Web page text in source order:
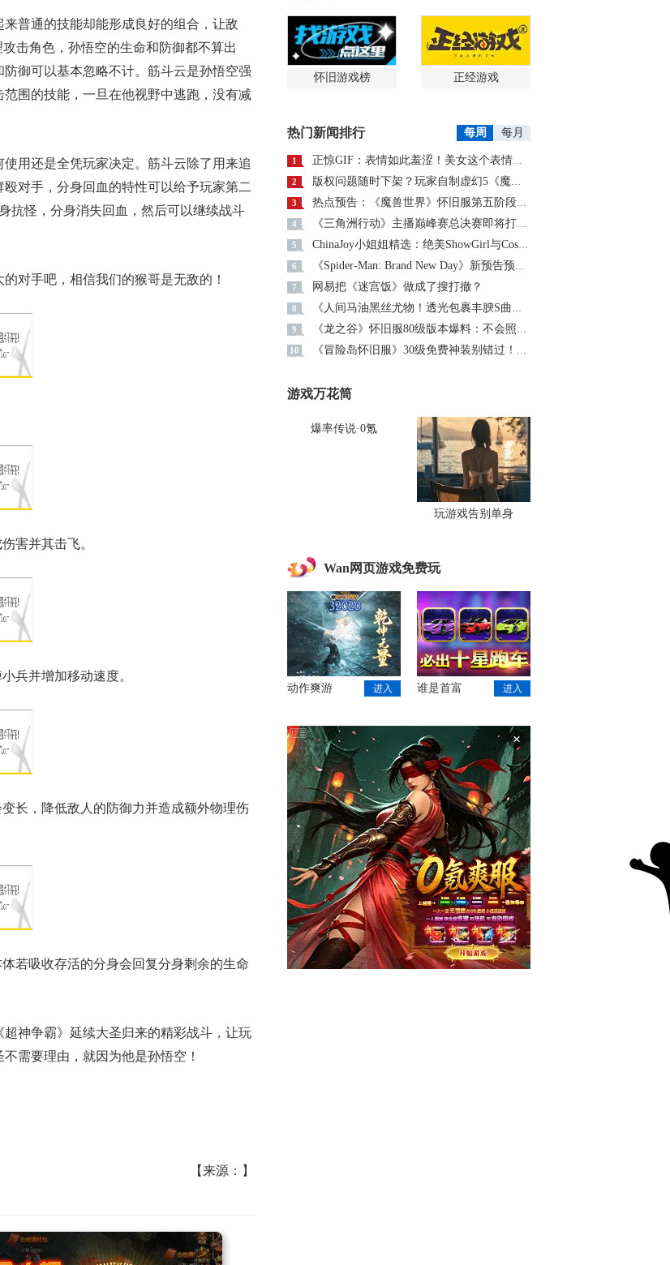
普通的技能却能形成良好的组合，让敌
击角色，孙悟空的生命和防御都不算出
御可以基本忽略不计。筋斗云是孙悟空强
围的技能，一旦在他视野中逃跑，没有减
用还是全凭玩家决定。筋斗云除了用来追
对手，分身回血的特性可以给予玩家第二
抗怪，分身消失回血，然后可以继续战斗
对手吧，相信我们的猴哥是无敌的！
害并其击飞。
兵并增加移动速度。
长，降低敌人的防御力并造成额外物理伤
若吸收存活的分身会回复分身剩余的生命
神争霸》延续大圣归来的精彩战斗，让玩
需要理由，就因为他是孙悟空！
【来源：】
怀旧游戏榜 正经游戏
热门新闻排行 每周 每月
1 正惊GIF：表情如此羞涩！美女这个表情太好看，直接让人遐想连篇
2 版权问题随时下架？玩家自制虚幻5《魔兽世界》8月15日上线
3 热点预告：《魔兽世界》怀旧服第五阶段开启！《三角洲行动》开启全新宝藏月摸大红！
4 《三角洲行动》主播巅峰赛总决赛即将打响！8月2日，群星汇聚，新王加冕！
5 ChinaJoy小姐姐精选：绝美ShowGirl与Coser大赏！（5）
6 《Spider-Man: Brand New Day》新预告预计明日发布，另有一张新剧照公开
7 网易把《迷宫饭》做成了搜打撤？
8 《人间马油黑丝尤物！透光包裹丰腴S曲线腰臀比0.7！简杜Q弹蛮腰裹马油丝の致命诱惑》
9 《龙之谷》怀旧服80级版本爆料：不会照搬正式服，这次要玩点不一样的
10 《冒险岛怀旧服》30级免费神装别错过！新手必看重点攻略
游戏万花筒
爆率传说·0氪
玩游戏告别单身
Wan网页游戏免费玩
动作爽游 进入 谁是首富 进入
×